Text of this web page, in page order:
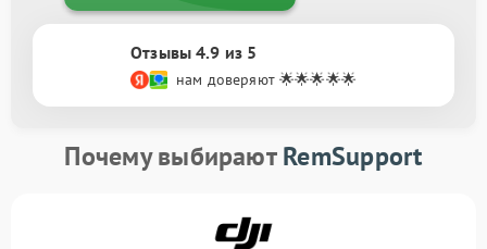
Отзывы 4.9 из 5
нам доверяют 🌟🌟🌟🌟🌟
Почему выбираютRemSupport